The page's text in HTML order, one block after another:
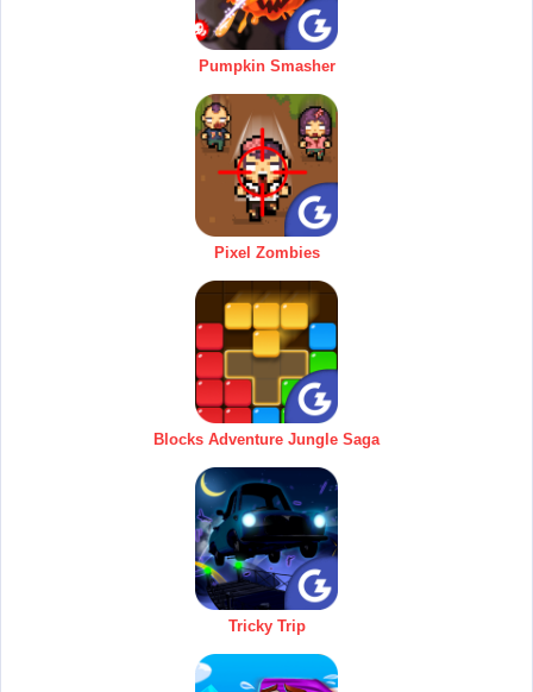
Pumpkin Smasher
Pixel Zombies
Blocks Adventure Jungle Saga
Tricky Trip